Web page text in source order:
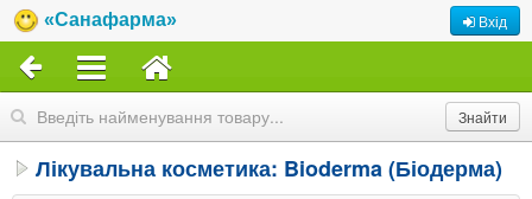
«Санафарма» Вхід
Лікувальна косметика: Bioderma (Біодерма)